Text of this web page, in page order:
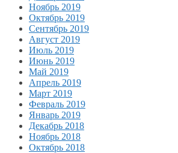
Ноябрь 2019
Октябрь 2019
Сентябрь 2019
Август 2019
Июль 2019
Июнь 2019
Май 2019
Апрель 2019
Март 2019
Февраль 2019
Январь 2019
Декабрь 2018
Ноябрь 2018
Октябрь 2018